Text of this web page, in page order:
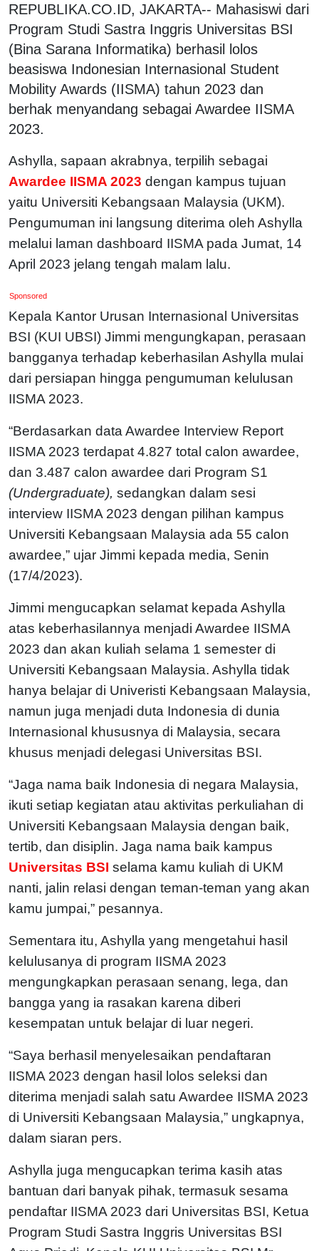
REPUBLIKA.CO.ID, JAKARTA-- Mahasiswi dari
Program Studi Sastra Inggris Universitas BSI
(Bina Sarana Informatika) berhasil lolos
beasiswa Indonesian Internasional Student
Mobility Awards (IISMA) tahun 2023 dan
berhak menyandang sebagai Awardee IISMA
2023.
Ashylla, sapaan akrabnya, terpilih sebagai
Awardee IISMA 2023 dengan kampus tujuan
yaitu Universiti Kebangsaan Malaysia (UKM).
Pengumuman ini langsung diterima oleh Ashylla
melalui laman dashboard IISMA pada Jumat, 14
April 2023 jelang tengah malam lalu.
Sponsored
Kepala Kantor Urusan Internasional Universitas
BSI (KUI UBSI) Jimmi mengungkapan, perasaan
bangganya terhadap keberhasilan Ashylla mulai
dari persiapan hingga pengumuman kelulusan
IISMA 2023.
“Berdasarkan data Awardee Interview Report
IISMA 2023 terdapat 4.827 total calon awardee,
dan 3.487 calon awardee dari Program S1
(Undergraduate), sedangkan dalam sesi
interview IISMA 2023 dengan pilihan kampus
Universiti Kebangsaan Malaysia ada 55 calon
awardee,” ujar Jimmi kepada media, Senin
(17/4/2023).
Jimmi mengucapkan selamat kepada Ashylla
atas keberhasilannya menjadi Awardee IISMA
2023 dan akan kuliah selama 1 semester di
Universiti Kebangsaan Malaysia. Ashylla tidak
hanya belajar di Univeristi Kebangsaan Malaysia,
namun juga menjadi duta Indonesia di dunia
Internasional khususnya di Malaysia, secara
khusus menjadi delegasi Universitas BSI.
“Jaga nama baik Indonesia di negara Malaysia,
ikuti setiap kegiatan atau aktivitas perkuliahan di
Universiti Kebangsaan Malaysia dengan baik,
tertib, dan disiplin. Jaga nama baik kampus
Universitas BSI selama kamu kuliah di UKM
nanti, jalin relasi dengan teman-teman yang akan
kamu jumpai,” pesannya.
Sementara itu, Ashylla yang mengetahui hasil
kelulusanya di program IISMA 2023
mengungkapkan perasaan senang, lega, dan
bangga yang ia rasakan karena diberi
kesempatan untuk belajar di luar negeri.
“Saya berhasil menyelesaikan pendaftaran
IISMA 2023 dengan hasil lolos seleksi dan
diterima menjadi salah satu Awardee IISMA 2023
di Universiti Kebangsaan Malaysia,” ungkapnya,
dalam siaran pers.
Ashylla juga mengucapkan terima kasih atas
bantuan dari banyak pihak, termasuk sesama
pendaftar IISMA 2023 dari Universitas BSI, Ketua
Program Studi Sastra Inggris Universitas BSI